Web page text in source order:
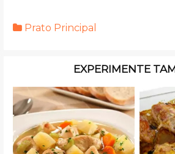
Prato Principal
EXPERIMENTE